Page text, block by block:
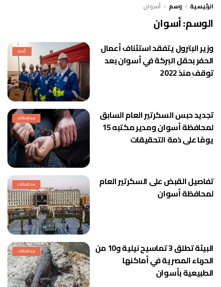
الرئيسية وسم أسوان
الوسم:أسوان
أخبار
وزير البترول يتفقد استئناف أعمال
الحفر بحقل البركة في أسوان بعد
توقف منذ 2022
محافظات
تجديد حبس السكرتير العام السابق
لمحافظة أسوان ومدير مكتبه 15
يومًا على ذمة التحقيقات
محافظات
تفاصيل القبض على السكرتير العام
لمحافظة أسوان
محافظات
البيئة تطلق 3 تماسيح نيلية و10 من
الحرباء المصرية في أماكنها
الطبيعية بأسوان